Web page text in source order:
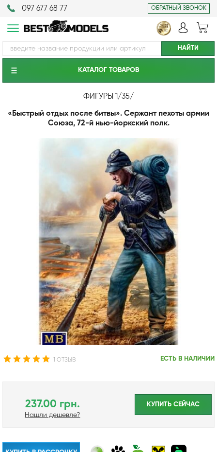
097 677 68 77 ОБРАТНЫЙ ЗВОНОК
КАТАЛОГ ТОВАРОВ
ФИГУРЫ 1/35/
«Быстрый отдых после битвы». Сержант пехоты армии
Союза, 72-й нью-йоркский полк.
1 ОТЗЫВ ЕСТЬ В НАЛИЧИИ
237.00 грн.
Нашли дешевле?
КУПИТЬ CЕЙЧАС